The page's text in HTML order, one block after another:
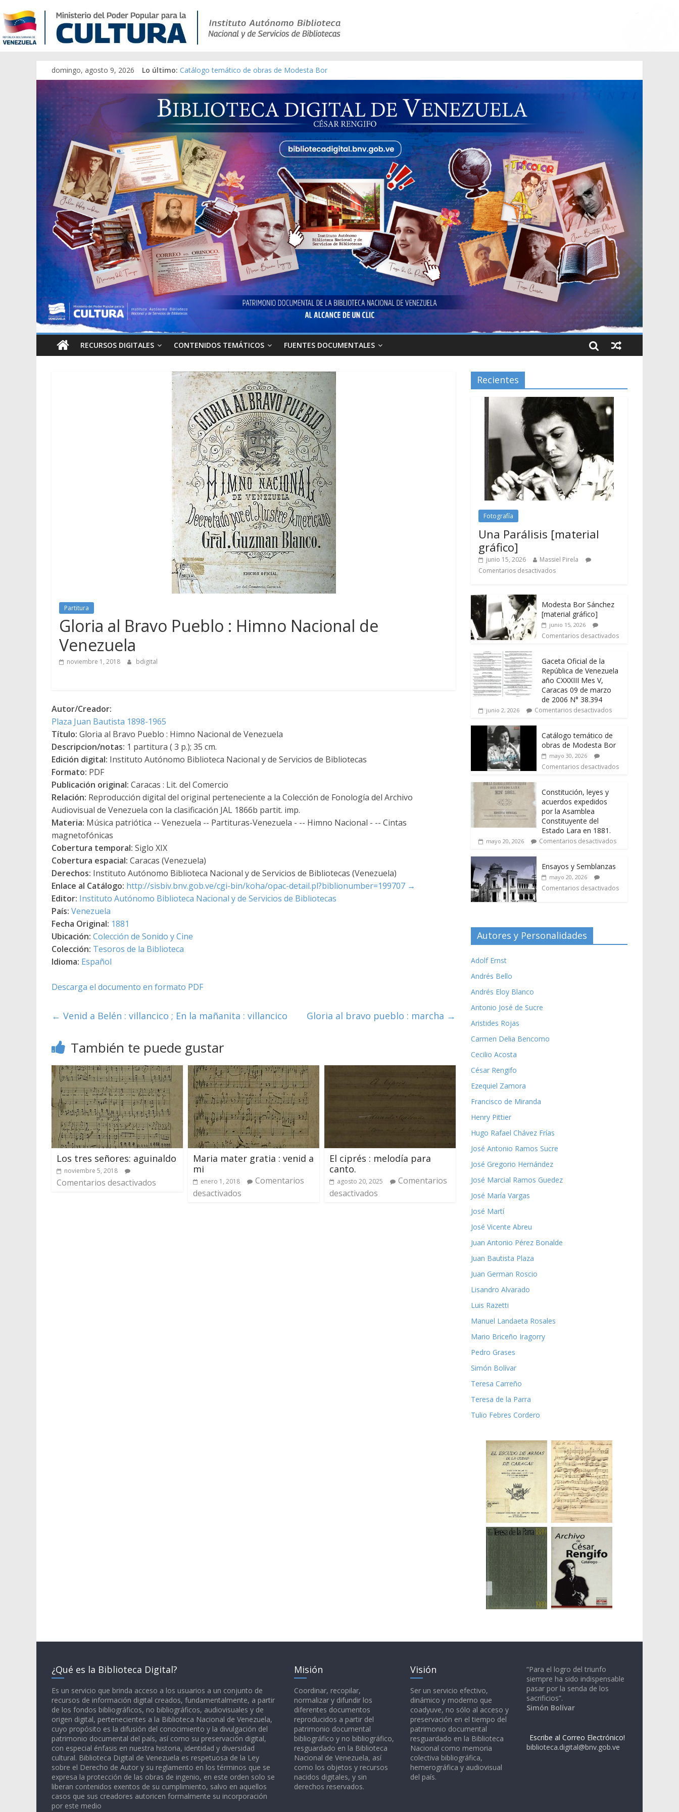
domingo, agosto 9, 2026 Lo último: Gaceta Oficial de la República de Venezuela año CXXXIII Mes V, Caracas 09 de marzo de 2006 N° 38.394
Catálogo temático de obras de Modesta Bor
Constitución, leyes y acuerdos expedidos por la Asamblea Constituyente del Estado Lara en 1881.
Una Parálisis [material gráfico]
Modesta Bor Sánchez [material gráfico]
RECURSOS DIGITALES CONTENIDOS TEMÁTICOS FUENTES DOCUMENTALES
Partitura
Gloria al Bravo Pueblo : Himno Nacional de
Venezuela
noviembre 1, 2018 bdigital
Autor/Creador:
Plaza Juan Bautista 1898-1965
Título: Gloria al Bravo Pueblo : Himno Nacional de Venezuela
Descripcion/notas: 1 partitura ( 3 p.); 35 cm.
Edición digital: Instituto Autónomo Biblioteca Nacional y de Servicios de Bibliotecas
Formato: PDF
Publicación original: Caracas : Lit. del Comercio
Relación: Reproducción digital del original perteneciente a la Colección de Fonología del Archivo
Audiovisual de Venezuela con la clasificación JAL 1866b partit. imp.
Materia: Música patriótica -- Venezuela -- Partituras-Venezuela - -- Himno Nacional - -- Cintas
magnetofónicas
Cobertura temporal: Siglo XIX
Cobertura espacial: Caracas (Venezuela)
Derechos: Instituto Autónomo Biblioteca Nacional y de Servicios de Bibliotecas (Venezuela)
Enlace al Catálogo: http://sisbiv.bnv.gob.ve/cgi-bin/koha/opac-detail.pl?biblionumber=199707 →
Editor: Instituto Autónomo Biblioteca Nacional y de Servicios de Bibliotecas
País: Venezuela
Fecha Original: 1881
Ubicación: Colección de Sonido y Cine
Colección: Tesoros de la Biblioteca
Idioma: Español
Descarga el documento en formato PDF
← Venid a Belén : villancico ; En la mañanita : villancico Gloria al bravo pueblo : marcha →
También te puede gustar
Los tres señores: aguinaldo
noviembre 5, 2018
Comentarios desactivados
Maria mater gratia : venid a
mi
enero 1, 2018
Comentarios
desactivados
El ciprés : melodía para
canto.
agosto 20, 2025
Comentarios
desactivados
Recientes
Fotografía
Una Parálisis [material
gráfico]
junio 15, 2026
Massiel Pirela
Comentarios desactivados
Modesta Bor Sánchez
[material gráfico]
junio 15, 2026
Comentarios desactivados
Gaceta Oficial de la
República de Venezuela
año CXXXIII Mes V,
Caracas 09 de marzo
de 2006 N° 38.394
junio 2, 2026 Comentarios desactivados
Catálogo temático de
obras de Modesta Bor
mayo 30, 2026
Comentarios desactivados
Constitución, leyes y
acuerdos expedidos
por la Asamblea
Constituyente del
Estado Lara en 1881.
mayo 20, 2026 Comentarios desactivados
Ensayos y Semblanzas
mayo 20, 2026
Comentarios desactivados
Autores y Personalidades
Adolf Ernst
Andrés Bello
Andrés Eloy Blanco
Antonio José de Sucre
Aristides Rojas
Carmen Delia Bencomo
Cecilio Acosta
César Rengifo
Ezequiel Zamora
Francisco de Miranda
Henry Pittier
Hugo Rafael Chávez Frías
José Antonio Ramos Sucre
José Gregorio Hernández
José Marcial Ramos Guedez
José María Vargas
José Martí
José Vicente Abreu
Juan Antonio Pérez Bonalde
Juan Bautista Plaza
Juan German Roscio
Lisandro Alvarado
Luis Razetti
Manuel Landaeta Rosales
Mario Briceño Iragorry
Pedro Grases
Simón Bolívar
Teresa Carreño
Teresa de la Parra
Tulio Febres Cordero
¿Qué es la Biblioteca Digital?
Es un servicio que brinda acceso a los usuarios a un conjunto de
recursos de información digital creados, fundamentalmente, a partir
de los fondos bibliográficos, no bibliográficos, audiovisuales y de
origen digital, pertenecientes a la Biblioteca Nacional de Venezuela,
cuyo propósito es la difusión del conocimiento y la divulgación del
patrimonio documental del país, así como su preservación digital,
con especial énfasis en nuestra historia, identidad y diversidad
cultural. Biblioteca Digital de Venezuela es respetuosa de la Ley
sobre el Derecho de Autor y su reglamento en los términos que se
expresa la protección de las obras de ingenio, en este orden solo se
liberan contenidos exentos de su cumplimiento, salvo en aquellos
casos que sus creadores autoricen formalmente su incorporación
por este medio
Misión
Coordinar, recopilar,
normalizar y difundir los
diferentes documentos
reproducidos a partir del
patrimonio documental
bibliográfico y no bibliográfico,
resguardado en la Biblioteca
Nacional de Venezuela, así
como los objetos y recursos
nacidos digitales, y sin
derechos reservados.
Visión
Ser un servicio efectivo,
dinámico y moderno que
coadyuve, no sólo al acceso y
preservación en el tiempo del
patrimonio documental
resguardado en la Biblioteca
Nacional como memoria
colectiva bibliográfica,
hemerográfica y audiovisual
del país.
“Para el logro del triunfo
siempre ha sido indispensable
pasar por la senda de los
sacrificios”.
Simón Bolívar
Escribe al Correo Electrónico!
biblioteca.digital@bnv.gob.ve